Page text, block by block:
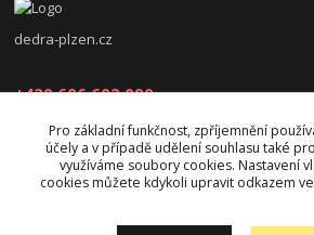
dedra-plzen.cz
+420 606 602 090
jana.beranova@atlas.cz
Pro základní funkčnost, zpříjemnění
účely a v případě udělení souhlasu také
využíváme soubory cookies. Nastavení
cookies můžete kdykoli upravit odkazem